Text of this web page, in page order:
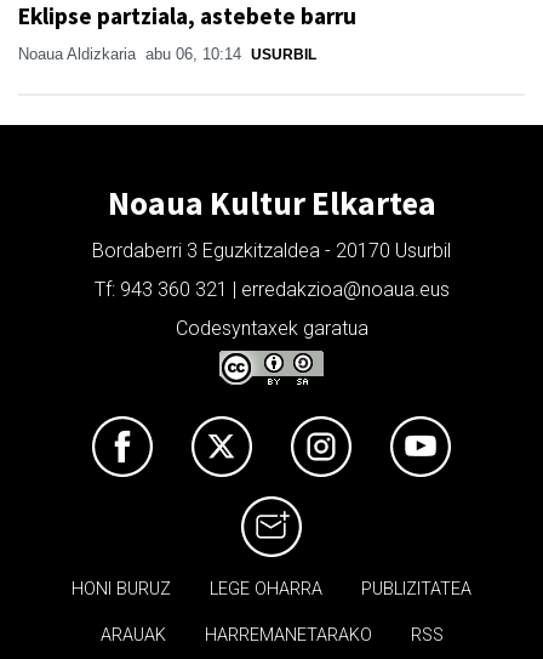
Eklipse partziala, astebete barru
Noaua Aldizkaria abu 06, 10:14 USURBIL
Noaua Kultur Elkartea
Bordaberri 3 Eguzkitzaldea - 20170 Usurbil
Tf: 943 360 321 | erredakzioa@noaua.eus
Codesyntaxek garatua
HONI BURUZ LEGE OHARRA PUBLIZITATEA
ARAUAK HARREMANETARAKO RSS